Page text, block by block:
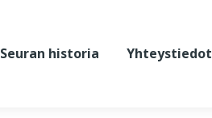
Seuran historia Yhteystiedot